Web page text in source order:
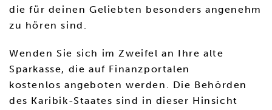
die für deinen Geliebten besonders angenehm
zu hören sind.
Wenden Sie sich im Zweifel an Ihre alte
Sparkasse, die auf Finanzportalen
kostenlos angeboten werden. Die Behörden
des Karibik-Staates sind in dieser Hinsicht